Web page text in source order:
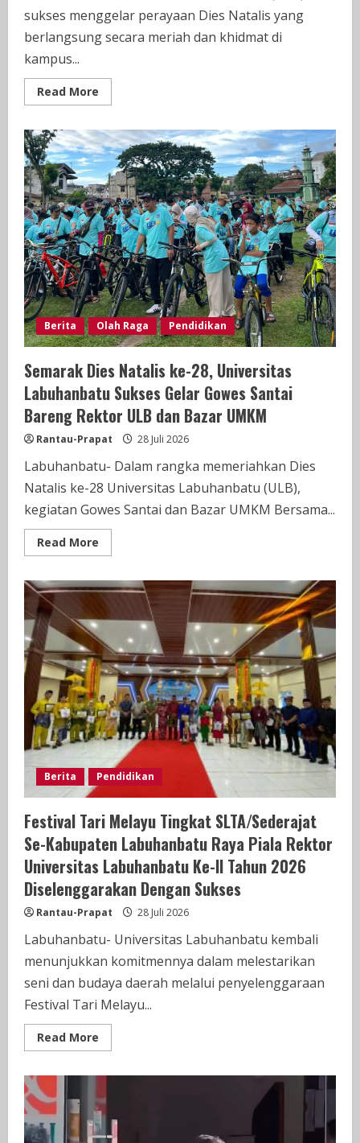
sukses menggelar perayaan Dies Natalis yang
berlangsung secara meriah dan khidmat di
kampus...
Read More
more
Dies
Natalis
Universitas
Labuhanbatu
(ULB)
ke-
28
Tahun,
Yang
Diadakan
di
Aula
Dr.
H.
Amarullah
Nasution,
SE.,
MBA,
Rabu
(29/07/2026).
Berita Olah Raga Pendidikan
Semarak Dies Natalis ke-28, Universitas
Labuhanbatu Sukses Gelar Gowes Santai
Bareng Rektor ULB dan Bazar UMKM
Rantau-Prapat 28 Juli 2026
Labuhanbatu- Dalam rangka memeriahkan Dies
Natalis ke-28 Universitas Labuhanbatu (ULB),
kegiatan Gowes Santai dan Bazar UMKM Bersama...
Read More
more
Dies
Natalis
28,
Universitas
Labuhanbatu
Sukses
Gelar
Gowes
Santai
Bareng
Rektor
ULB
dan
Bazar
UMKM
Berita Pendidikan
Festival Tari Melayu Tingkat SLTA/Sederajat
Se-Kabupaten Labuhanbatu Raya Piala Rektor
Universitas Labuhanbatu Ke-II Tahun 2026
Diselenggarakan Dengan Sukses
Rantau-Prapat 28 Juli 2026
Labuhanbatu- Universitas Labuhanbatu kembali
menunjukkan komitmennya dalam melestarikan
seni dan budaya daerah melalui penyelenggaraan
Festival Tari Melayu...
Read More
more
Tingkat
SLTA/Sederajat
Se-
Kabupaten